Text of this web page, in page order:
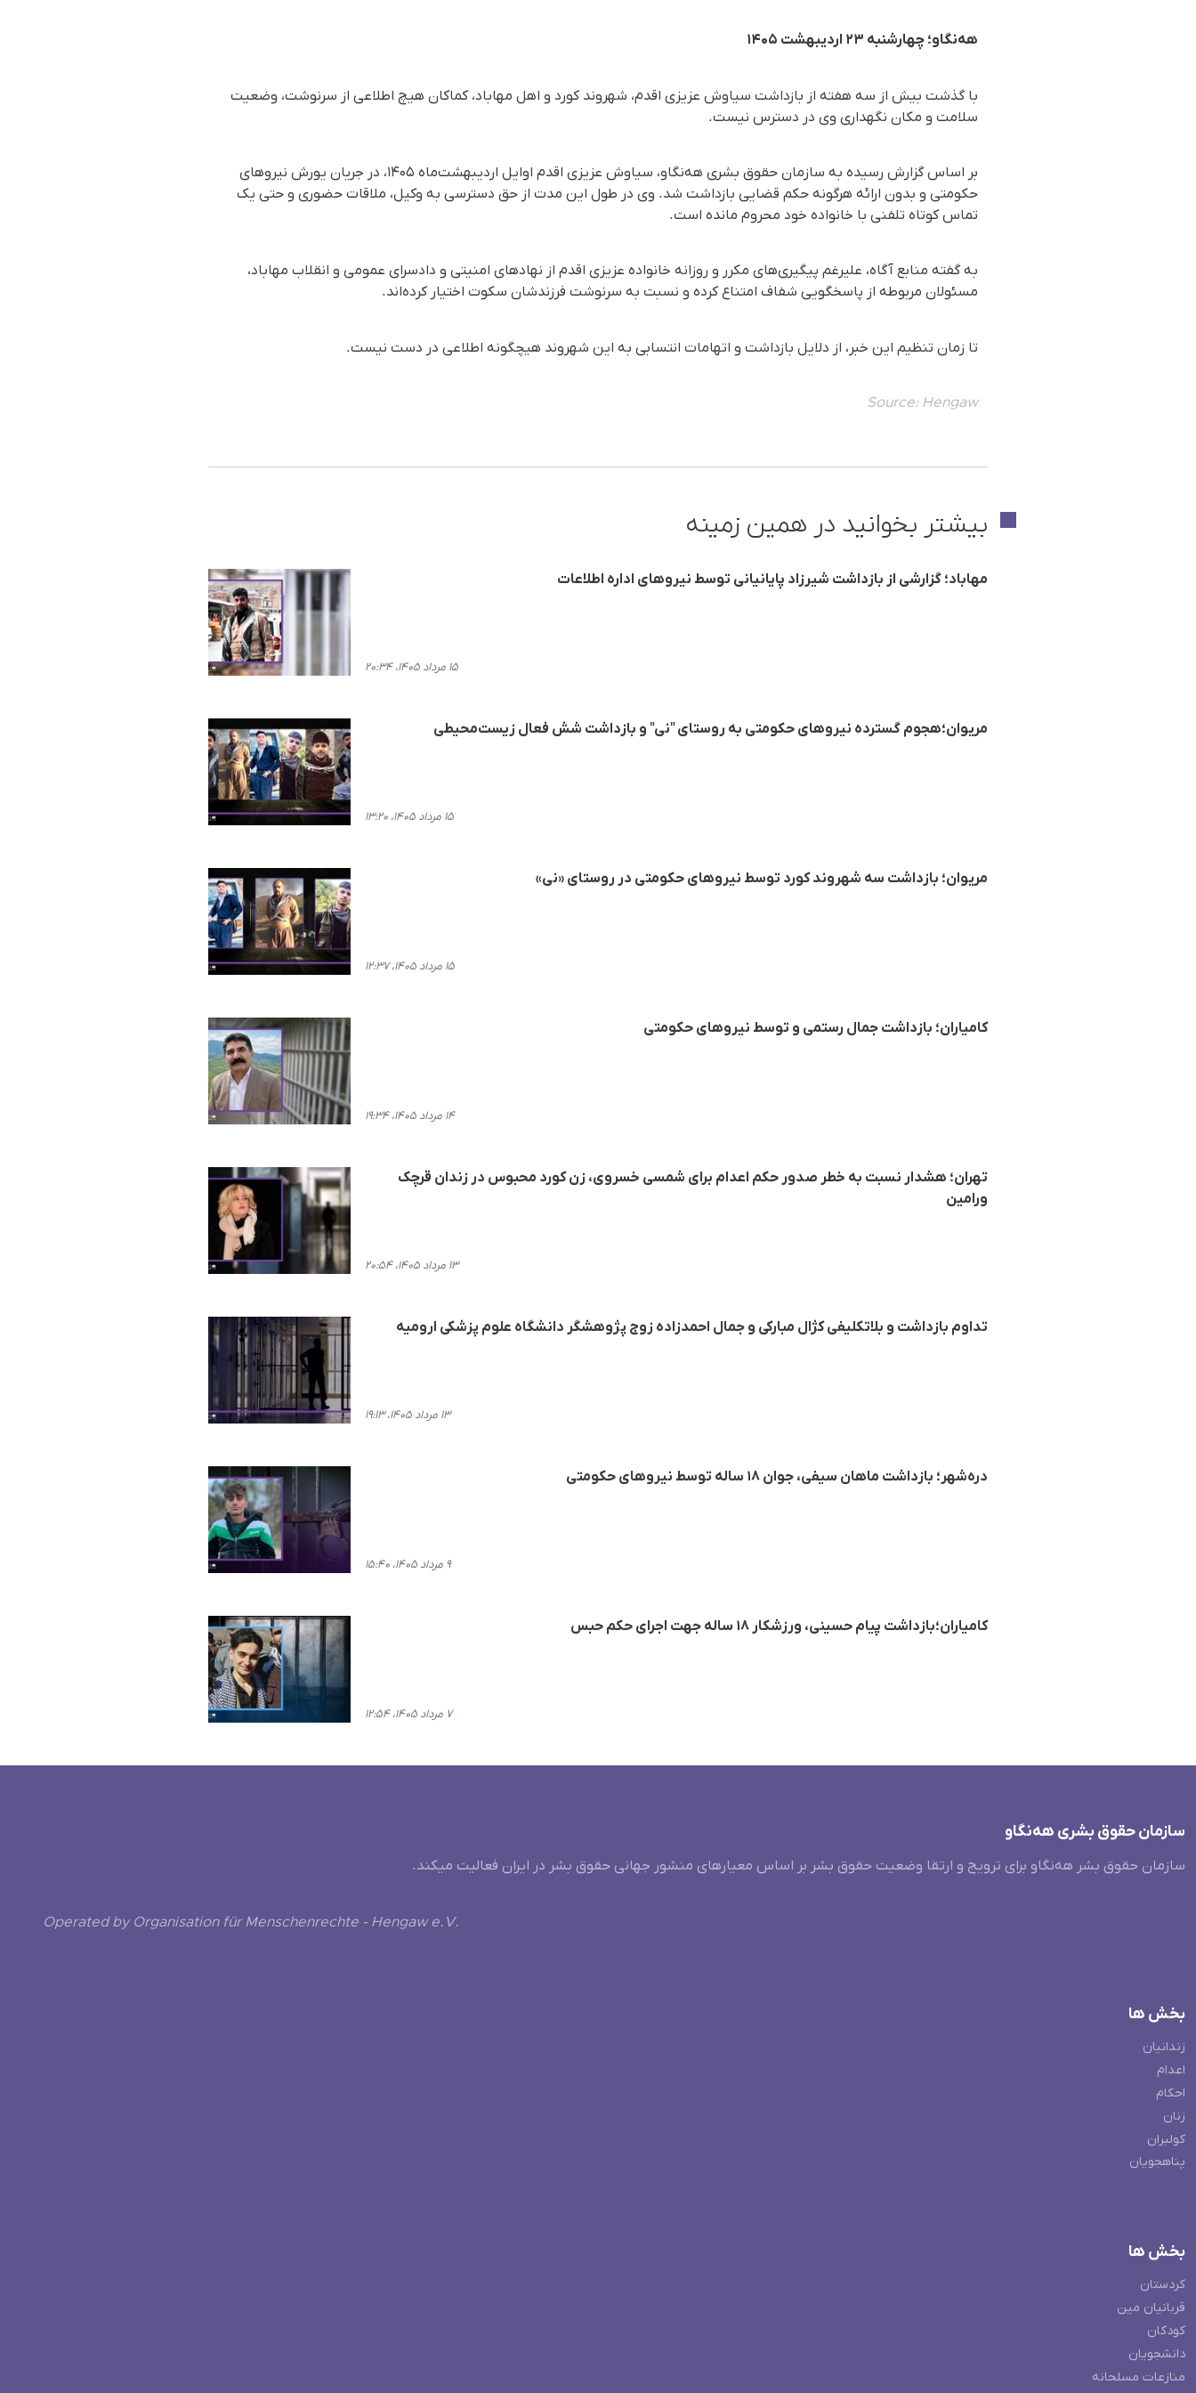
هه‌نگاو؛ چهارشنبه ۲۳ اردیبهشت ۱۴۰۵
با گذشت بیش از سه هفته از بازداشت سیاوش عزیزی اقدم، شهروند کورد و اهل مهاباد، کماکان هیچ اطلاعی از سرنوشت، وضعیت
سلامت و مکان نگهداری وی در دسترس نیست.
بر اساس گزارش رسیده به سازمان حقوق بشری هه‌نگاو، سیاوش عزیزی اقدم اوایل اردیبهشت‌ماه ۱۴۰۵، در جریان یورش نیروهای
حکومتی و بدون ارائه هرگونه حکم قضایی بازداشت شد. وی در طول این مدت از حق دسترسی به وکیل، ملاقات حضوری و حتی یک
تماس کوتاه تلفنی با خانواده خود محروم مانده است.
به گفته منابع آگاه، علیرغم پیگیری‌های مکرر و روزانه خانواده عزیزی اقدم از نهادهای امنیتی و دادسرای عمومی و انقلاب مهاباد،
مسئولان مربوطه از پاسخگویی شفاف امتناع کرده و نسبت به سرنوشت فرزندشان سکوت اختیار کرده‌اند.
تا زمان تنظیم این خبر، از دلایل بازداشت و اتهامات انتسابی به این شهروند هیچگونه اطلاعی در دست نیست.
Source: Hengaw
بیشتر بخوانید در همین زمینه
مهاباد؛ گزارشی از بازداشت شیرزاد پایانیانی توسط نیروهای اداره اطلاعات
۱۵ مرداد ۱۴۰۵، ۲۰:۳۴
مریوان؛هجوم گسترده نیروهای حکومتی به روستای "نی" و بازداشت شش فعال زیست‌محیطی
۱۵ مرداد ۱۴۰۵، ۱۳:۲۰
مریوان؛ بازداشت سه شهروند کورد توسط نیروهای حکومتی در روستای «نی»
۱۵ مرداد ۱۴۰۵، ۱۲:۳۷
کامیاران؛ بازداشت جمال رستمی و توسط نیروهای حکومتی
۱۴ مرداد ۱۴۰۵، ۱۹:۳۴
تهران؛ هشدار نسبت به خطر صدور حکم اعدام برای شمسی خسروی، زن کورد محبوس در زندان قرچک
ورامین
۱۳ مرداد ۱۴۰۵، ۲۰:۵۴
تداوم بازداشت و بلاتکلیفی کژال مبارکی و جمال احمدزاده زوج پژوهشگر دانشگاه علوم پزشکی ارومیه
۱۳ مرداد ۱۴۰۵، ۱۹:۱۳
دره‌شهر؛ بازداشت ماهان سیفی، جوان ۱۸ ساله توسط نیروهای حکومتی
۹ مرداد ۱۴۰۵، ۱۵:۴۰
کامیاران؛بازداشت پیام حسینی، ورزشکار ۱۸ ساله جهت اجرای حکم حبس
۷ مرداد ۱۴۰۵، ۱۲:۵۴
سازمان حقوق بشری هەنگاو
سازمان حقوق بشر هه‌نگاو برای ترویج و ارتقا وضعیت حقوق بشر بر اساس معیارهای منشور جهانی حقوق بشر در ایران فعالیت میکند.
Operated by Organisation für Menschenrechte - Hengaw e.V.
بخش ها
زندانیان
اعدام
احکام
زنان
کولبران
پناهجویان
بخش ها
کردستان
قربانیان مین
کودکان
دانشجویان
منازعات مسلحانه